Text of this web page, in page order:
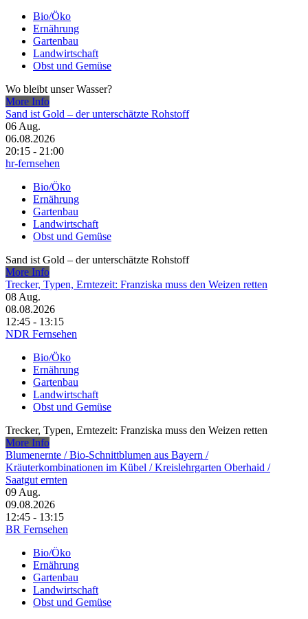
Bio/Öko
Ernährung
Gartenbau
Landwirtschaft
Obst und Gemüse
Wo bleibt unser Wasser?
More Info
Sand ist Gold – der unterschätzte Rohstoff
06 Aug.
06.08.2026
20:15 - 21:00
hr-fernsehen
Bio/Öko
Ernährung
Gartenbau
Landwirtschaft
Obst und Gemüse
Sand ist Gold – der unterschätzte Rohstoff
More Info
Trecker, Typen, Erntezeit: Franziska muss den Weizen retten
08 Aug.
08.08.2026
12:45 - 13:15
NDR Fernsehen
Bio/Öko
Ernährung
Gartenbau
Landwirtschaft
Obst und Gemüse
Trecker, Typen, Erntezeit: Franziska muss den Weizen retten
More Info
Blumenernte /​ Bio-Schnittblumen aus Bayern /​
Kräuterkombinationen im Kübel /​ Kreislehrgarten Oberhaid /​
Saatgut ernten
09 Aug.
09.08.2026
12:45 - 13:15
BR Fernsehen
Bio/Öko
Ernährung
Gartenbau
Landwirtschaft
Obst und Gemüse